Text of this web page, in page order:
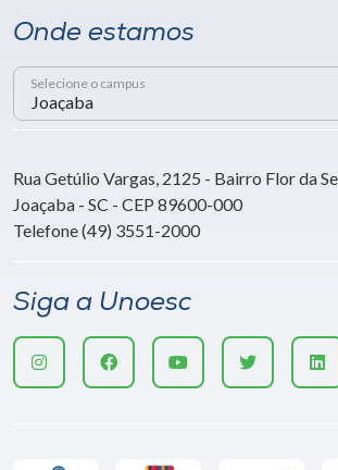
Onde estamos
Selecione o campus
Rua Getúlio Vargas, 2125 - Bairro Flor da
Joaçaba - SC - CEP 89600-000
Telefone (49) 3551-2000
Siga a Unoesc